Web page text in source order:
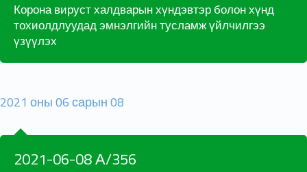
Корона вируст халдварын хүндэвтэр болон хүнд
тохиолдлуудад эмнэлгийн тусламж үйлчилгээ
үзүүлэх
2021 оны 06 сарын 08
2021-06-08 А/356